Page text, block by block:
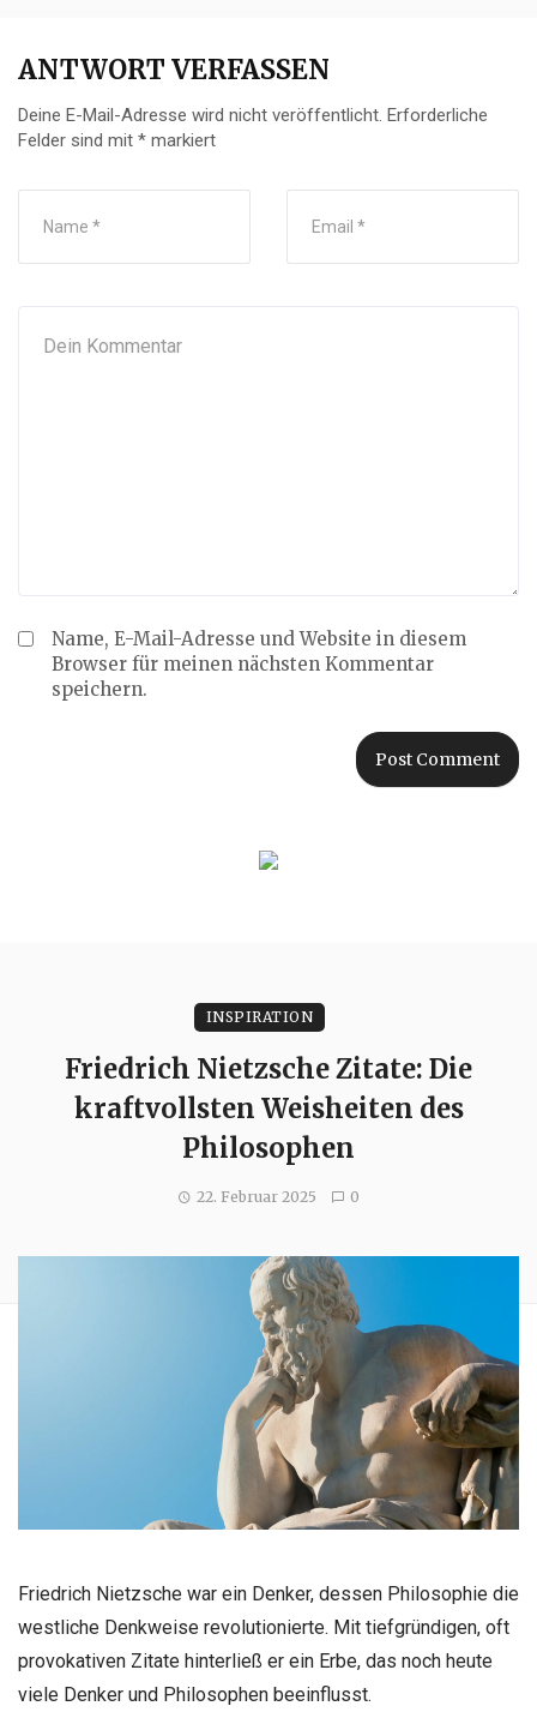
ANTWORT VERFASSEN
Deine E-Mail-Adresse wird nicht veröffentlicht. Erforderliche
Felder sind mit * markiert
Name, E-Mail-Adresse und Website in diesem
Browser für meinen nächsten Kommentar
speichern.
INSPIRATION
Friedrich Nietzsche Zitate: Die
kraftvollsten Weisheiten des
Philosophen
22. Februar 2025 0
Friedrich Nietzsche war ein Denker, dessen Philosophie die
westliche Denkweise revolutionierte. Mit tiefgründigen, oft
provokativen Zitate hinterließ er ein Erbe, das noch heute
viele Denker und Philosophen beeinflusst.